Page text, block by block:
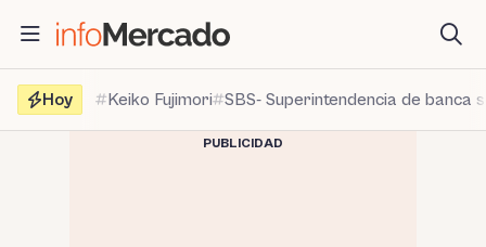
contenido
Hoy
Keiko Fujimori SBS- Superintendencia de banca
PUBLICIDAD